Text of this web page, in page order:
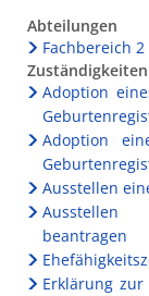
Abteilungen
Fachbereich
Zuständigkeiten
Adoption
Adoption
Ausstellen
Ausstellen
beantragen
Erklärung